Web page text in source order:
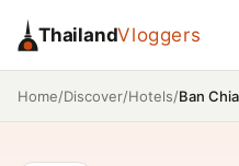
ThailandVloggers
Home/Discover/Hotels/Ban